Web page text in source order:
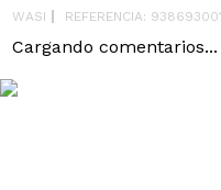
WASI REFERENCIA: 938693001
Cargando comentarios...